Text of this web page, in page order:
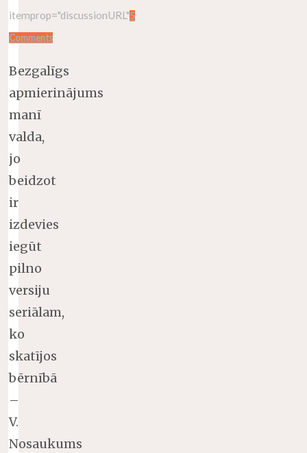
itemprop="discussionURL"5
Comments
Bezgalīgs
apmierinājums
manī
valda,
jo
beidzot
ir
izdevies
iegūt
pilno
versiju
seriālam,
ko
skatījos
bērnībā
–
V.
Nosaukums